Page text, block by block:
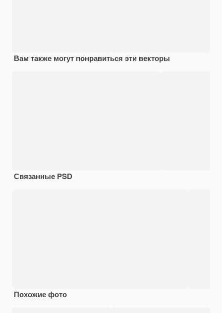
Вам также могут понравиться эти векторы
Связанные PSD
Похожие фото